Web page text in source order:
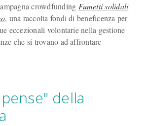
crowdfunding Fumetti solidali
, una raccolta fondi di beneficenza per
eccezionali volontarie nella gestione
che si trovano ad affrontare
della